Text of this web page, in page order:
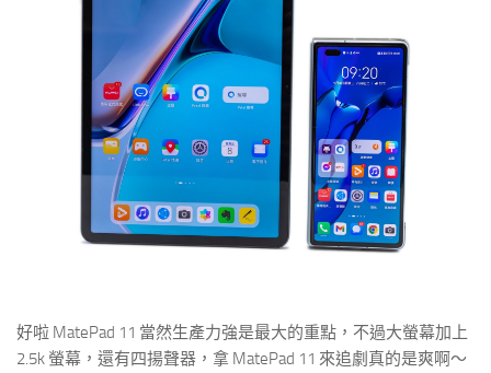
好啦 MatePad 11 當然生產力強是最大的重點，不過大螢幕加上
2.5k 螢幕，還有四揚聲器，拿 MatePad 11 來追劇真的是爽啊～